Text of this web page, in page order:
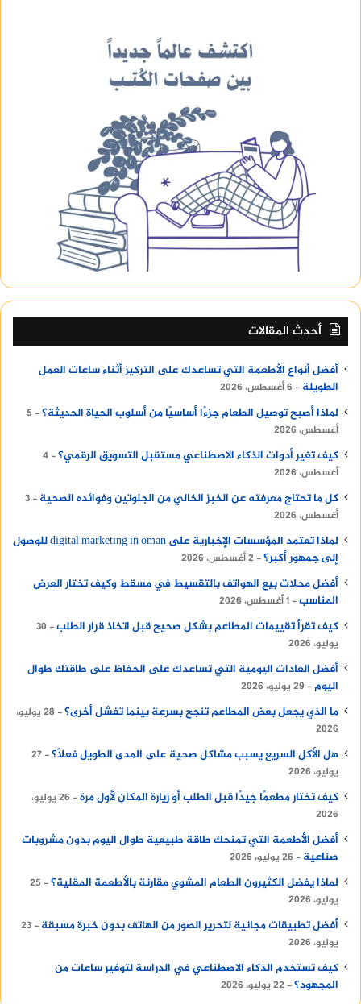
أحدث المقالات
أفضل أنواع الأطعمة التي تساعدك على التركيز أثناء ساعات العمل
الطويلة
6 أغسطس، 2026
لماذا أصبح توصيل الطعام جزءًا أساسيًا من أسلوب الحياة الحديثة؟
5
أغسطس، 2026
كيف تغير أدوات الذكاء الاصطناعي مستقبل التسويق الرقمي؟ 4
أغسطس، 2026
كل ما تحتاج معرفته عن الخبز الخالي من الجلوتين وفوائده الصحية
3
أغسطس، 2026
لماذا تعتمد المؤسسات الإخبارية على digital marketing in oman للوصول
إلى جمهور أكبر؟ 2 أغسطس، 2026
أفضل محلات بيع الهواتف بالتقسيط في مسقط وكيف تختار العرض
المناسب 1 أغسطس، 2026
كيف تقرأ تقييمات المطاعم بشكل صحيح قبل اتخاذ قرار الطلب
30
يوليو، 2026
أفضل العادات اليومية التي تساعدك على الحفاظ على طاقتك طوال
اليوم
29 يوليو، 2026
ما الذي يجعل بعض المطاعم تنجح بسرعة بينما تفشل أخرى؟
28 يوليو،
2026
هل الأكل السريع يسبب مشاكل صحية على المدى الطويل فعلًا؟ 27
يوليو، 2026
كيف تختار مطعمًا جيدًا قبل الطلب أو زيارة المكان لأول مرة
26 يوليو،
2026
أفضل الأطعمة التي تمنحك طاقة طبيعية طوال اليوم بدون مشروبات
صناعية
26 يوليو، 2026
لماذا يفضل الكثيرون الطعام المشوي مقارنة بالأطعمة المقلية؟
25
يوليو، 2026
أفضل تطبيقات مجانية لتحرير الصور من الهاتف بدون خبرة مسبقة
23
يوليو، 2026
كيف تستخدم الذكاء الاصطناعي في الدراسة لتوفير ساعات من
المجهود؟ 22 يوليو، 2026